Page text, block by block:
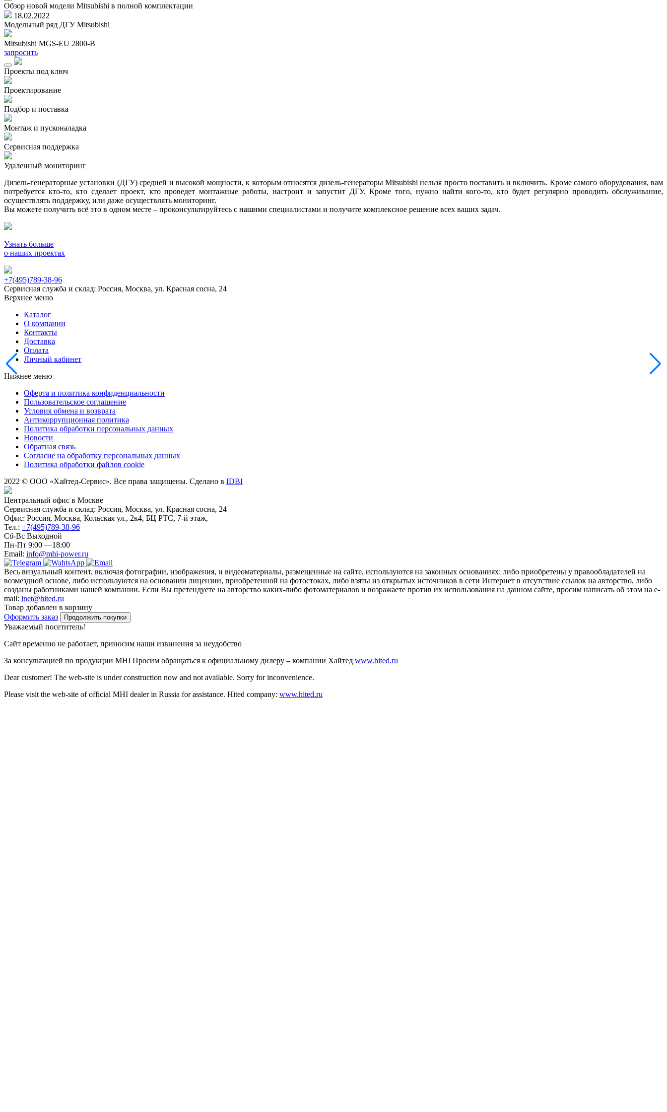
Обзор новой модели Mitsubishi в полной комплектации
18.02.2022
Модельный ряд ДГУ Mitsubishi
Mitsubishi MGS-EU 2800-B
запросить
Проекты под ключ
Проектирование
Подбор и поставка
Монтаж и пусконаладка
Сервисная поддержка
Удаленный мониторинг
Дизель-генераторные установки (ДГУ) средней и высокой мощности, к которым относятся дизель-генераторы Mitsubishi нельзя просто поставить и включить. Кроме самого оборудования, вам
потребуется кто-то, кто сделает проект, кто проведет монтажные работы, настроит и запустит ДГУ. Кроме того, нужно найти кого-то, кто будет регулярно проводить обслуживание,
осуществлять поддержку, или даже осуществлять мониторинг.
Вы можете получить всё это в одном месте – проконсультируйтесь с нашими специалистами и получите комплексное решение всех ваших задач.
Узнать больше
о наших проектах
+7(495)789-38-96
Сервисная служба и склад: Россия, Москва, ул. Красная сосна, 24
Верхнее меню
Каталог
О компании
Контакты
Доставка
Оплата
Личный кабинет
Нижнее меню
Оферта и политика конфиденциальности
Пользовательское соглашение
Условия обмена и возврата
Антикоррупционная политика
Политика обработки персональных данных
Новости
Обратная связь
Согласие на обработку персональных данных
Политика обработки файлов cookie
2022 © ООО «Хайтед-Сервис». Все права защищены. Сделано в IDBI
Центральный офис в Москве
Сервисная служба и склад: Россия, Москва, ул. Красная сосна, 24
Офис: Россия, Москва, Кольская ул., 2к4, БЦ РТС, 7-й этаж,
Тел.: +7(495)789-38-96
Сб-Вс Выходной
Пн-Пт 9:00 —18:00
Email: info@mhi-power.ru
Весь визуальный контент, включая фотографии, изображения, и видеоматериалы, размещенные на сайте, используются на законных основаниях: либо приобретены у правообладателей на
возмездной основе, либо используются на основании лицензии, приобретенной на фотостоках, либо взяты из открытых источников в сети Интернет в отсутствие ссылок на авторство, либо
созданы работниками нашей компании. Если Вы претендуете на авторство каких-либо фотоматериалов и возражаете против их использования на данном сайте, просим написать об этом на e-
mail: inet@hited.ru
Товар добавлен в корзину
Оформить заказ
Продолжить покупки
Уважаемый посетитель!
Сайт временно не работает, приносим наши извинения за неудобство
За консультацией по продукции MHI Просим обращаться к официальному дилеру – компании Хайтед www.hited.ru
Dear customer! The web-site is under construction now and not available. Sorry for inconvenience.
Please visit the web-site of official MHI dealer in Russia for assistance. Hited company: www.hited.ru